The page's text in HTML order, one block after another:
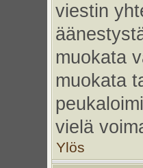
viestin
muokata
muokata
vielä
Ylös